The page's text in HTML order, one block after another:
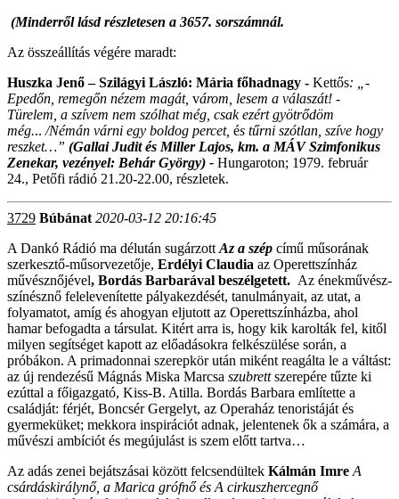
(Minderről lásd részletesen a 3657. sorszámnál.
Az összeállítás végére maradt:
Huszka Jenő – Szilágyi László: Mária főhadnagy - Kettős: „-
Epedőn, remegőn nézem magát, várom, lesem a válaszát! -
Türelem, a szívem nem szólhat még, csak ezért gyötrődöm
még... /Némán várni egy boldog percet, és tűrni szótlan, szíve hogy
reszket…” (Gallai Judit és Miller Lajos, km. a MÁV Szimfonikus
Zenekar, vezényel: Behár György) - Hungaroton; 1979. február
24., Petőfi rádió 21.20-22.00, részletek.
3729 Búbánat 2020-03-12 20:16:45
A Dankó Rádió ma délután sugárzott Az a szép című műsorának
szerkesztő-műsorvezetője, Erdélyi Claudia az Operettszínház
művésznőjével, Bordás Barbarával beszélgetett. Az énekművész-
színésznő felelevenítette pályakezdését, tanulmányait, az utat, a
folyamatot, amíg és ahogyan eljutott az Operettszínházba, ahol
hamar befogadta a társulat. Kitért arra is, hogy kik karolták fel, kitől
milyen segítséget kapott az előadásokra felkészülése során, a
próbákon. A primadonnai szerepkör után miként reagálta le a váltást:
az új rendezésű Mágnás Miska Marcsa szubrettszerepére tűzte ki
ezúttal a főigazgató, Kiss-B. Atilla. Bordás Barbara említette a
családját: férjét, Boncsér Gergelyt, az Operaház tenoristáját és
gyermeküket; mekkora inspirációt adnak, jelentenek ők a számára, a
művészi ambíciót és megújulást is szem előtt tartva…
Az adás zenei bejátszásai között felcsendültek Kálmán Imre A
csárdáskirálynő, a Marica grófnő és A cirkuszhercegnő